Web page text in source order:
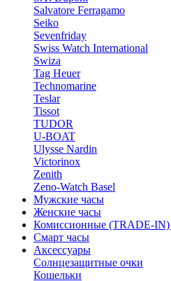
Salvatore Ferragamo
Seiko
Sevenfriday
Swiss Watch International
Swiza
Tag Heuer
Technomarine
Teslar
Tissot
TUDOR
U-BOAT
Ulysse Nardin
Victorinox
Zenith
Zeno-Watch Basel
Мужские часы
Женские часы
Комиссионные (TRADE-IN)
Смарт часы
Аксессуары
Солнцезащитные очки
Кошельки